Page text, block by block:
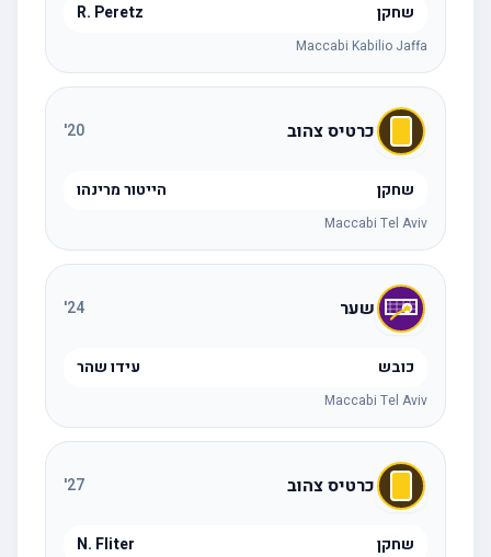
שחקן R. Peretz
Maccabi Kabilio Jaffa
כרטיס צהוב 20
'
שחקן הייטור מרינהו
Maccabi Tel Aviv
שער 24
'
כובש עידו שהר
Maccabi Tel Aviv
כרטיס צהוב 27
'
שחקן N. Fliter